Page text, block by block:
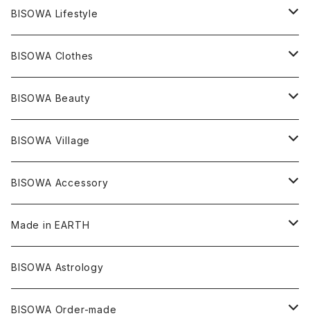
ツインソウル
メタモルフォーゼス
アクアマリン
デュモルチェライト
タンザナイト
ヒマラヤ
ブラジル
中国
アメリカ
絹麻 ~kenma~
宇佐美聖子
Others
ブレスレット
宇佐美聖子
Others
リング
サンキャッチャー
ヘアアクセサリー
イヤリング
キーホルダー
ヘンプ
オーガニックコットン
PANTS
ヘンプ
オーガニックコットン
T-SHIRT
オーガニックコットン
ヘンプコットン
leggings
ヘンプ
オーガニックコットン
Others
ヘンプ
オーガニックコットン
Underwear
のるすく
BISOWA Lifestyle
Music
宇佐美聖子
Niceness Music
浄化アイテム
Cosmic Hemp 麻炭
セージ
オラクルカード
キャンドル
HAZE 和蝋燭
縁キャンドル
陶器
大蝶恵美子
Tomoko Uemura Art 麻炭陶器
Cosmic hemp
YUGEN GLASS
BISOWA Clothes
麻
絹
Others
オーガニックコットン
バンブー
オーガニックフリース
BISOWA Beauty
ヘンプオイル
BISOWA Village
Bisowa Club Room
BISOWA Accessory
ヘアゴム
宇佐美聖子
Made in EARTH
Misakubo Japan
碧-AOI-の松葉天然酵母パン
Uwajima Japan
BISOWA Astrology
BISOWA Order-made